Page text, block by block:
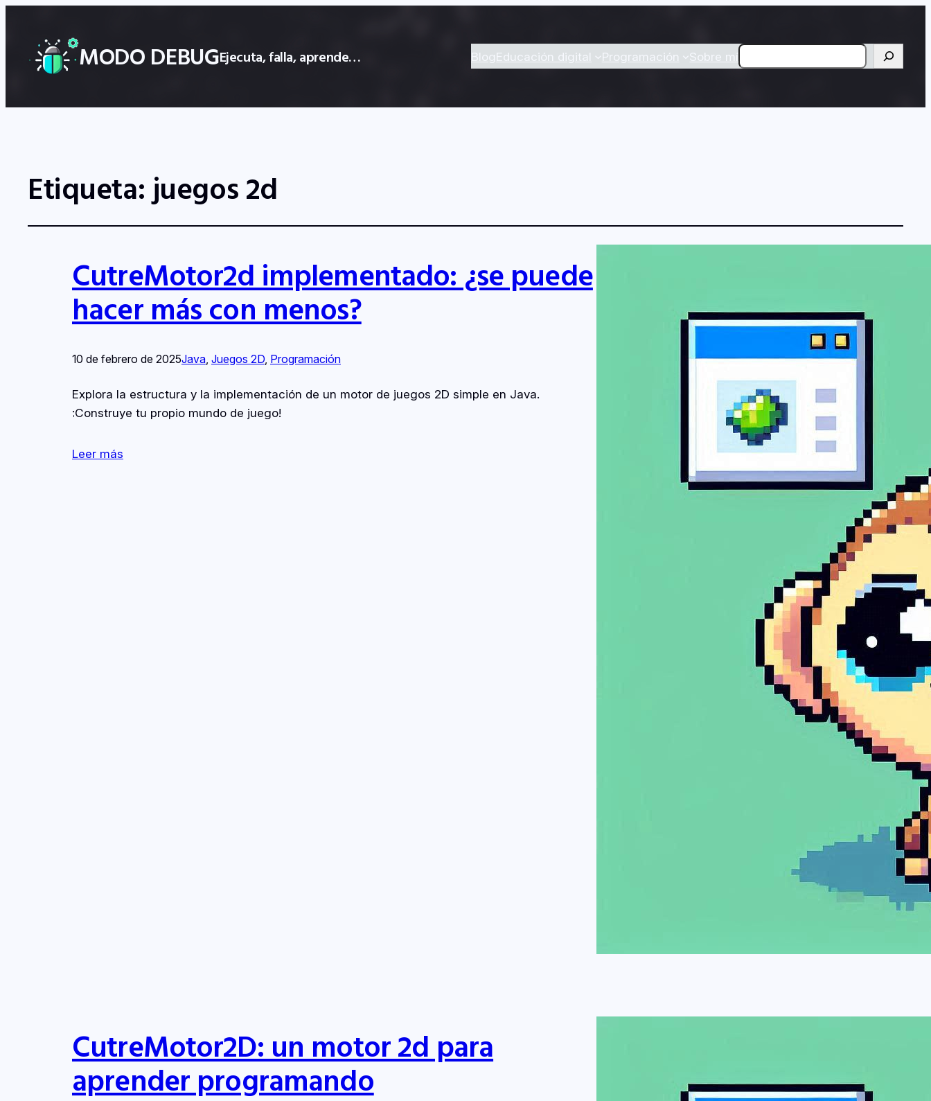
MODO DEBUGEjecuta, falla, aprende… BlogEducación digital Programación Sobre míBuscar
Etiqueta: juegos 2d
CutreMotor2d implementado: ¿se puede
hacer más con menos?
10 de febrero de 2025Java Juegos 2D Programación
Explora la estructura y la implementación de un motor de juegos 2D simple en Java.
¡Construye tu propio mundo de juego!
Leer más
CutreMotor2D: un motor 2d para
aprender programando